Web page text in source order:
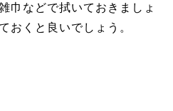
巾などで拭いておきましょ
おくと良いでしょう。